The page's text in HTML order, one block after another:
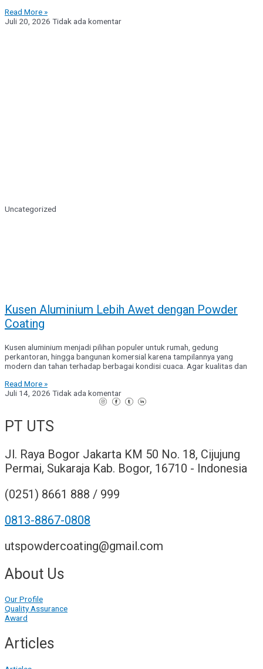
Read More »
Juli 20, 2026 Tidak ada komentar
Uncategorized
Kusen Aluminium Lebih Awet dengan Powder
Coating
Kusen aluminium menjadi pilihan populer untuk rumah, gedung
perkantoran, hingga bangunan komersial karena tampilannya yang
modern dan tahan terhadap berbagai kondisi cuaca. Agar kualitas dan
Read More »
Juli 14, 2026 Tidak ada komentar
PT UTS
Jl. Raya Bogor Jakarta KM 50 No. 18, Cijujung
Permai, Sukaraja Kab. Bogor, 16710 - Indonesia
(0251) 8661 888 / 999
0813-8867-0808
utspowdercoating@gmail.com
About Us
Our Profile
Quality Assurance
Award
Articles